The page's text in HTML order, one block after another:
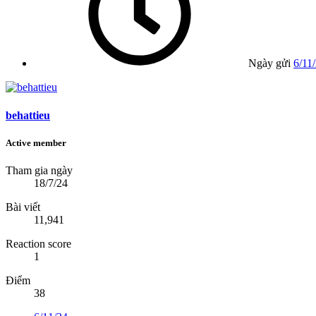
Ngày gửi 6/
behattieu
Active member
Tham gia ngày
18/7/24
Bài viết
11,941
Reaction score
1
Điểm
38